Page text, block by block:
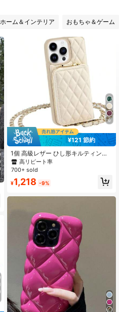
ホーム＆インテリア おもちゃ＆ゲーム
6
¥121 節約
1個 高級レザー ひし形キルティング
香り付き カードホルダー 携帯ケース
ポーチ 羊毛柄 クロスボディストラッ
ータブル保護カバー 17 16 15 14 13 1
2 11 Galaxy対応 ブラック、杏、ピン
ク、キャメル、ワイン、パープル、
ガントホワイト スプリングギフト バ
ースデー
高リピート率
700+ sold
¥1,218 -9%